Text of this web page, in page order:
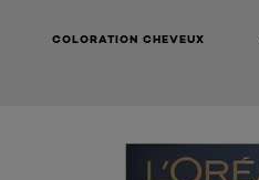
COLORATION CHEVEUX